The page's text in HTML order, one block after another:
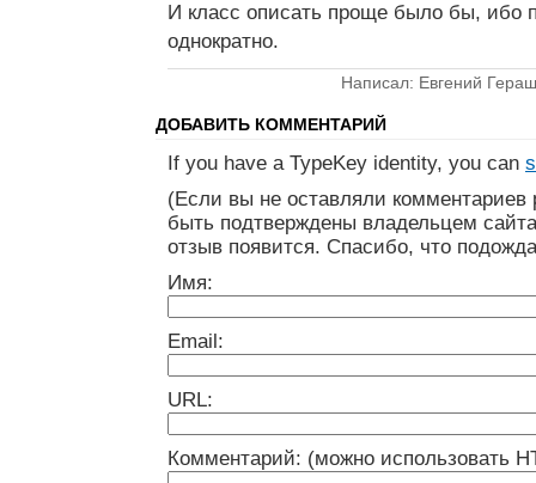
И класс описать проще было бы, ибо
однократно.
Написал: Евгений
ДОБАВИТЬ КОММЕНТАРИЙ
If you have a TypeKey identity, you can
(Если вы не оставляли
быть подтверждены владельцем
отзыв появится. Спасибо, что
Имя:
Email:
URL:
Комментарий: (можно использовать